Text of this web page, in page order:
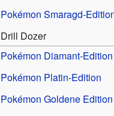
Pokémon Smaragd-
Drill Dozer
Pokémon Diamant-
Pokémon Platin-Edition
Pokémon Goldene